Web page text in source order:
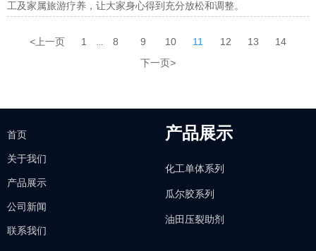
工及家属旅游疗养，让大家身心得到充分放松和调整。
<上一页 1 ... 8 9 10 11 12 13
14
下一页>
首页
关于我们
产品展示
公司新闻
联系我们
产品展示
化工单体系列
瓜尔胶系列
油田压裂助剂